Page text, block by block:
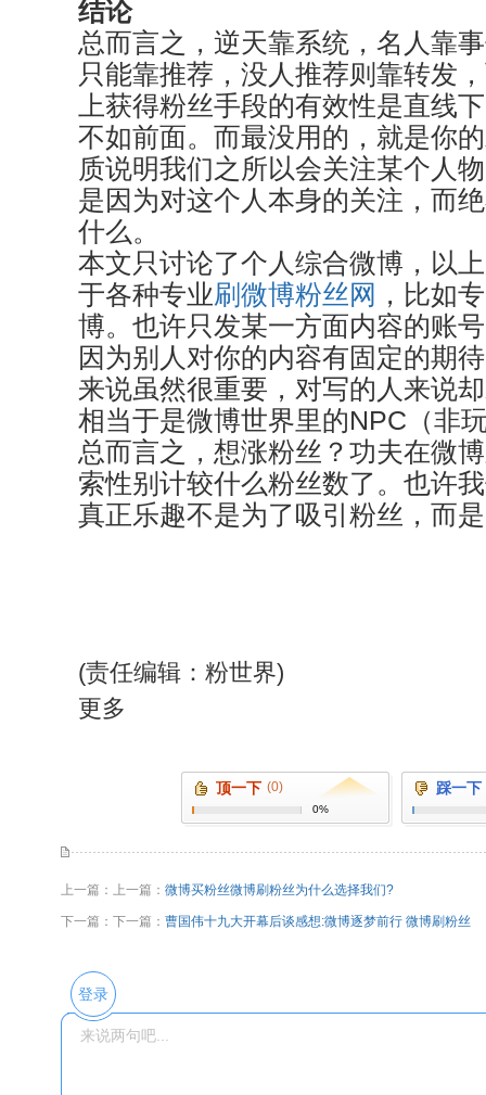
结论
总而言之，逆天靠系统，名人靠
只能靠推荐，没人推荐则靠转发
上获得粉丝手段的有效性是直线
不如前面。而最没用的，就是你
质说明我们之所以会关注某个人
是因为对这个人本身的关注，而
什么。
本文只讨论了个人综合微博，以
于各种专业刷微博粉丝网 ，比如
博。也许只发某一方面内容的账
因为别人对你的内容有固定的期
来说虽然很重要，对写的人来说
相当于是微博世界里的NPC（非
总而言之，想涨粉丝？功夫在微
索性别计较什么粉丝数了。也许
真正乐趣不是为了吸引粉丝，而
(责任编辑：粉世界)
更多
顶一下 (0)
0%
踩一下
上一篇：上一篇： 微博买粉丝微博刷粉丝为什么选择我们?
下一篇：下一篇： 曹国伟十九大开幕后谈感想:微博逐梦前行 微博刷粉丝
登录